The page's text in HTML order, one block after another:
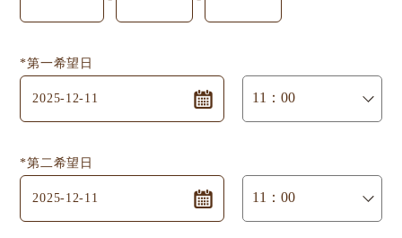
*第一希望日
*第二希望日